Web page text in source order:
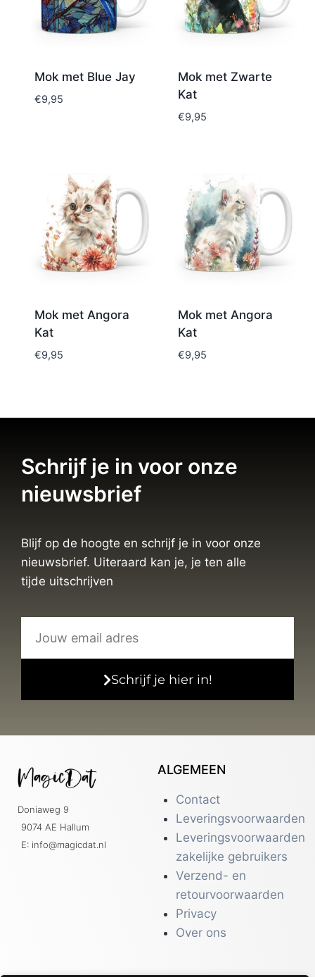
Mok met Blue Jay
€9,95
Mok met Zwarte
Kat
€9,95
Mok met Angora
Kat
€9,95
Mok met Angora
Kat
€9,95
Schrijf je in voor onze
nieuwsbrief
Blijf op de hoogte en schrijf je in voor onze
nieuwsbrief. Uiteraard kan je, je ten alle
tijde uitschrijven
Schrijf je hier in!
Doniaweg 9
9074 AE Hallum
E: info@magicdat.nl
ALGEMEEN
Contact
Leveringsvoorwaarden
Leveringsvoorwaarden
zakelijke gebruikers
Verzend- en
retourvoorwaarden
Privacy
Over ons